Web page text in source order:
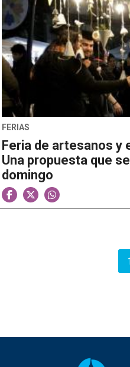
FERIAS
Feria de artesanos y
Una propuesta que
domingo
1